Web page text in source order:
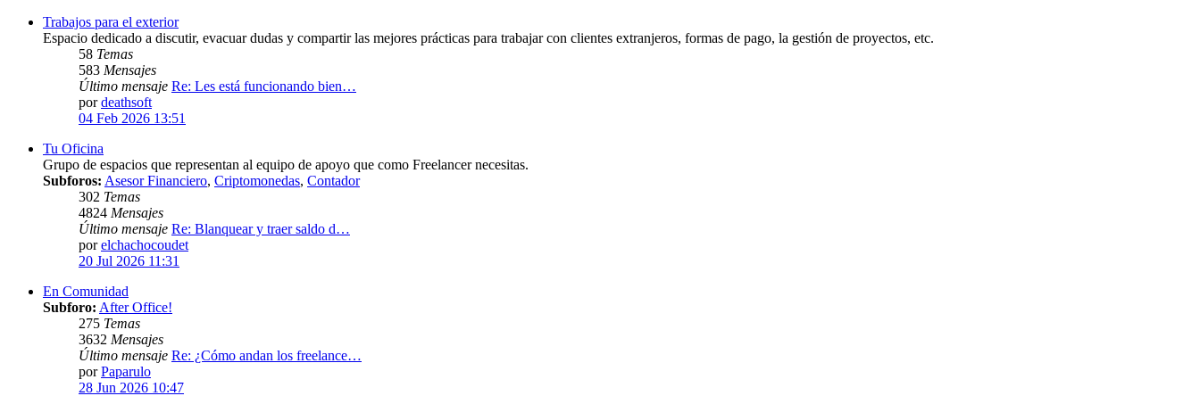
Trabajos para el exterior
Espacio dedicado a discutir, evacuar dudas y compartir las mejores prácticas para trabajar con clientes extranjeros, formas de pago, la gestión de proyectos, etc.
58 Temas
583 Mensajes
Último mensaje Re: Les está funcionando bien…
pordeathsoft
04 Feb 2026 13:51
Tu Oficina
Grupo de espacios que representan al equipo de apoyo que como Freelancer necesitas.
Subforos: Asesor Financiero, Criptomonedas, Contador
302 Temas
4824 Mensajes
Último mensaje Re: Blanquear y traer saldo d…
porelchachocoudet
20 Jul 2026 11:31
En Comunidad
Subforo: After Office!
275 Temas
3632 Mensajes
Último mensaje Re: ¿Cómo andan los freelance…
porPaparulo
28 Jun 2026 10:47